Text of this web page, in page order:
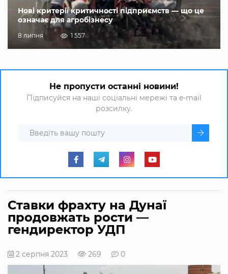
Нові критерії критичності підприємств — що це
означає для агробізнесу
8 липня 1 557
Не пропусти останні новини!
Підписуйся на наші соціальні мережі та e-mail
розсилку.
Ставки фрахту на Дунаї
продовжать рости —
гендиректор УДП
2 серпня 2023 269 0